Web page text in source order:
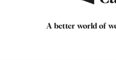
A better world of